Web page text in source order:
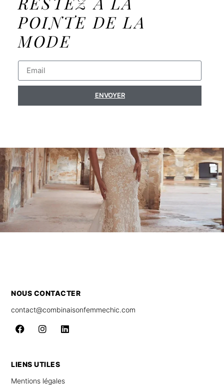
POINTE DE LA
MODE
ENVOYER
NOUS CONTACTER
contact@combinaisonfemmechic.com
LIENS UTILES
Mentions légales